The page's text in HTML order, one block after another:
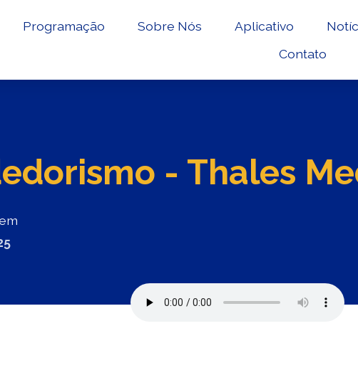
Programação Sobre Nós Aplicativo
Contato
- Thales